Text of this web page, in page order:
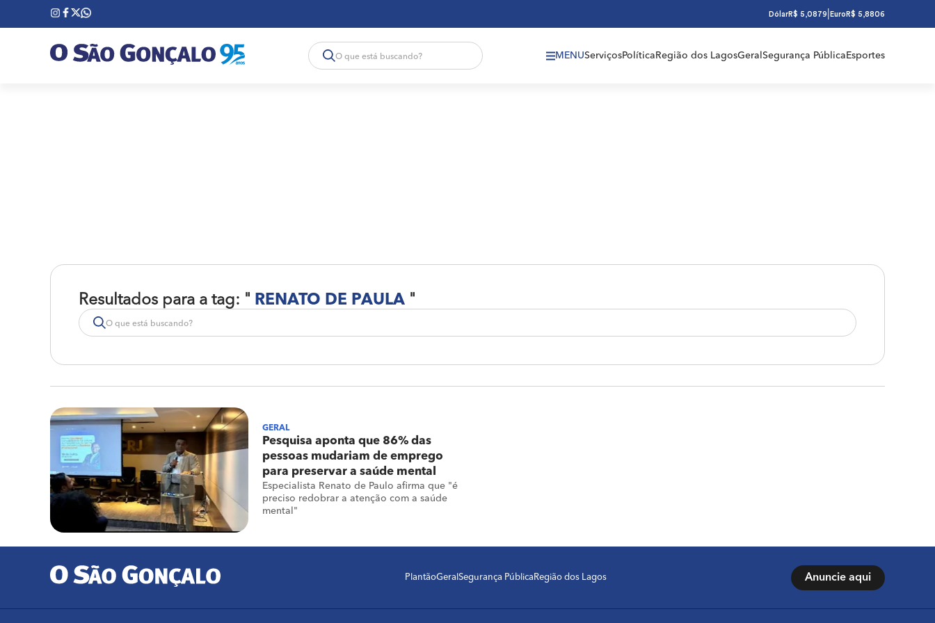
DólarR$ 5,0879 Euro R$ 5,8806
MENUServiçosPolítica Região dos LagosGeral Segurança Pública Esportes
Resultados para a tag: " RENATO DE PAULA "
GERAL
Pesquisa aponta que 86% das
pessoas mudariam de emprego
para preservar a saúde mental
Especialista Renato de Paulo afirma que "é
preciso redobrar a atenção com a saúde
mental"
PlantãoGeral Segurança Pública Região dos Lagos Anuncie aqui